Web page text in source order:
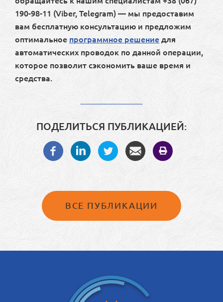
190-98-11 (Viber, Telegram) — мы предоставим
вам бесплатную консультацию и предложим
оптимальное программное решение для
автоматических проводок по данной операции,
которое позволит сэкономить ваше время и
средства.
ПОДЕЛИТЬСЯ ПУБЛИКАЦИЕЙ:
ВСЕ ПУБЛИКАЦИИ